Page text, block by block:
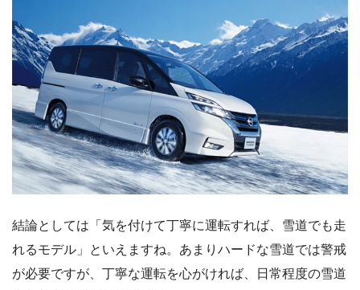
結論としては「気を付けて丁寧に運転すれば、雪道でも走
れるモデル」といえますね。あまりハードな雪道では警戒
が必要ですが、丁寧な運転を心がければ、日常程度の雪道